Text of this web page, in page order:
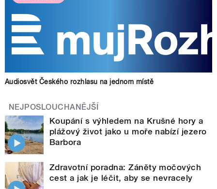
Audiosvět Českého rozhlasu na jednom místě
NEJPOSLOUCHANĚJŠÍ
Koupání s výhledem na Krušné hory a
plážový život jako u moře nabízí jezero
Barbora
Zdravotní poradna: Záněty močových
cest a jak je léčit, aby se nevracely